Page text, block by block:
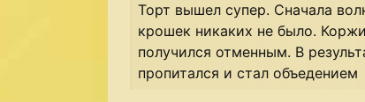
Торт вышел супер. Сначала
крошек никаких не было.
получился отменным. В
пропитался и стал объедением